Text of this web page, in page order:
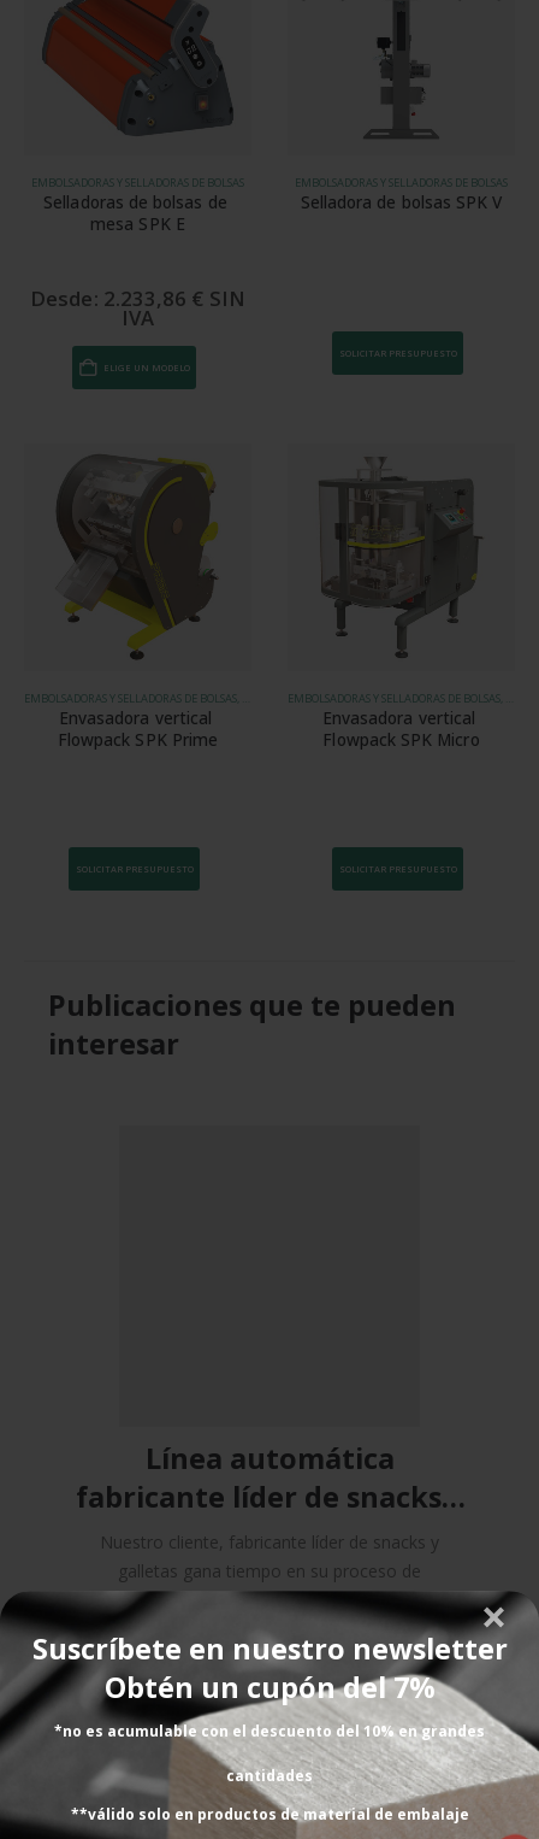
Suscríbete en nuestro newsletter
Obtén un cupón del 7%
*no es acumulable con el descuento del 10% en grandes
cantidades
**válido solo en productos de material de embalaje
opciones
elegir
página
pueden
página
EMBOLSADORAS Y SELLADORAS DE BOLSAS
Selladoras de bolsas de
mesa SPK E
Desde: 2.233,86 € SIN
IVA
ELIGE UN MODELO
Este
producto
variantes.
opciones
se
pueden
elegir
página
de
EMBOLSADORAS Y SELLADORAS DE BOLSAS
Selladora de bolsas SPK V
SOLICITAR PRESUPUESTO
Envasadora vertical
Flowpack SPK Prime
SOLICITAR PRESUPUESTO
Envasadora vertical
Flowpack SPK Micro
SOLICITAR PRESUPUESTO
Publicaciones que te pueden
interesar
Línea automática
fabricante líder de snacks y
galletas
Nuestro cliente, fabricante líder de snacks y
galletas gana tiempo en su proceso de
paletización...